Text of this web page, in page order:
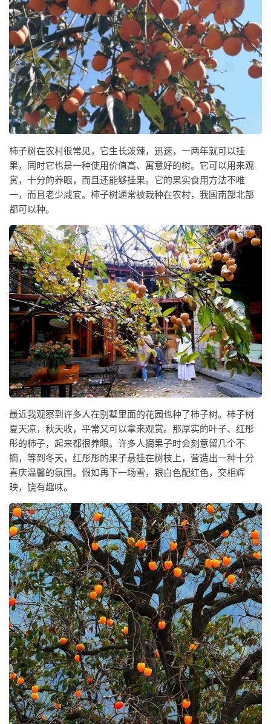
柿子树在农村很常见，它生长泼辣，迅速，一两年就可以挂
果，同时它也是一种使用价值高、寓意好的树。它可以用来观
赏，十分的养眼，而且还能够挂果。它的果实食用方法不唯
一，而且老少咸宜。柿子树通常被栽种在农村，我国南部北部
都可以种。
最近我观察到许多人在别墅里面的花园也种了柿子树。柿子树
夏天凉，秋天收，平常又可以拿来观赏。那厚实的叶子、红彤
彤的柿子，起来都很养眼。许多人摘果子时会刻意留几个不
摘，等到冬天，红彤彤的果子悬挂在树枝上，营造出一种十分
喜庆温馨的氛围。假如再下一场雪，银白色配红色，交相辉
映，饶有趣味。